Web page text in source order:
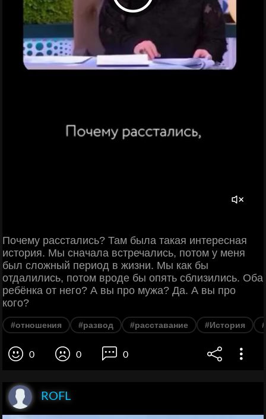
Почему расстались? Там была такая интересная
история. Мы сначала встречались, потом у меня
был сложный период в жизни. Мы как бы
отдалились, потом вроде бы опять сблизились. Оба
ребёнка от него? А вы про мужа? Да. А вы про
кого?
#отношения #развод #расставание #История
0 0 0
ROFL